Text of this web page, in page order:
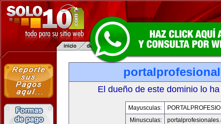
El dueño de este dominio lo
Mayusculas:
Minusculas: